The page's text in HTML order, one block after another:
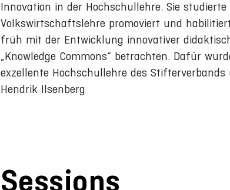
Innovation in der Hochschullehre. Sie
Volkswirtschaftslehre promoviert und
früh mit der Entwicklung innovativer
„Knowledge Commons“ betrachten. Dafür
exzellente Hochschullehre des
Hendrik Ilsenberg
Sessions